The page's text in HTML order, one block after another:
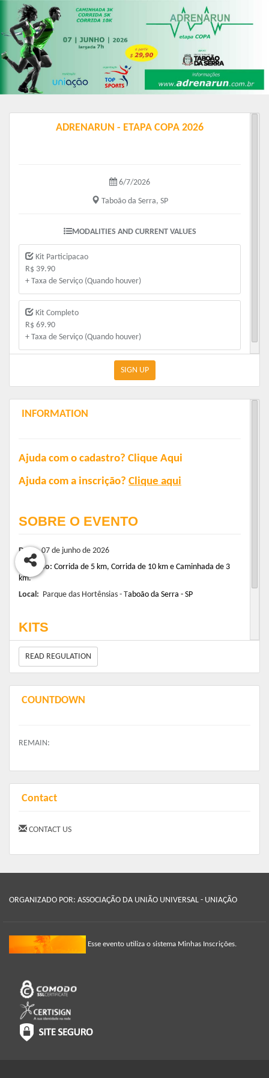
ADRENARUN - ETAPA COPA 2026
6/7/2026
Taboão da Serra, SP
MODALITIES AND CURRENT VALUES
Kit Participacao
R$ 39.90
+ Taxa de Serviço (Quando houver)
Kit Completo
R$ 69.90
+ Taxa de Serviço (Quando houver)
SIGN UP
INFORMATION
Ajuda com o cadastro? Clique Aqui
Ajuda com a inscrição? Clique aqui
SOBRE O EVENTO
Data:07 de junho de 2026
Percurso: Corrida de 5 km, Corrida de 10 km e Caminhada de 3
km.
Local: Parque das Hortênsias - Taboão da Serra - SP
KITS
> KIT PARTICIPAÇÃO- Composto de CHIP / NÚMERO DE
PEITO
READ REGULATION
COUNTDOWN
REMAIN:
Contact
CONTACT US
ORGANIZADO POR: ASSOCIAÇÃO DA UNIÃO UNIVERSAL - UNIAÇÃO
Esse evento utiliza o sistema Minhas Inscrições.